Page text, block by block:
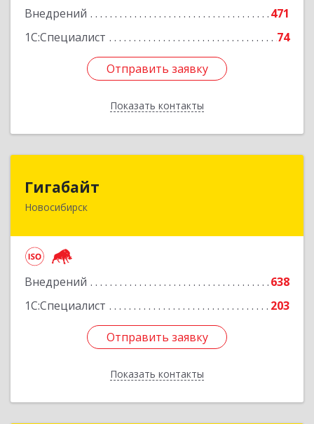
Внедрений
471
1С:Специалист
74
Отправить заявку
Показать контакты
Подробнее
Отправить заявку
Назад
Гигабайт
Новосибирск
Внедрений
638
1С:Специалист
203
Отправить заявку
Показать контакты
630099, Новосибирская обл, Новосибирск г,
Отправить заявку
Назад